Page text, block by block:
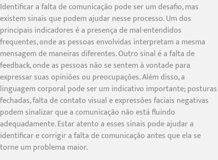
Identificar a falta de comunicação pode ser um desafio, mas
existem sinais que podem ajudar nesse processo. Um dos
principais indicadores é a presença de mal-entendidos
frequentes, onde as pessoas envolvidas interpretam a mesma
mensagem de maneiras diferentes. Outro sinal é a falta de
feedback, onde as pessoas não se sentem à vontade para
expressar suas opiniões ou preocupações. Além disso, a
linguagem corporal pode ser um indicativo importante; posturas
fechadas, falta de contato visual e expressões faciais negativas
podem sinalizar que a comunicação não está fluindo
adequadamente. Estar atento a esses sinais pode ajudar a
identificar e corrigir a falta de comunicação antes que ela se
torne um problema maior.